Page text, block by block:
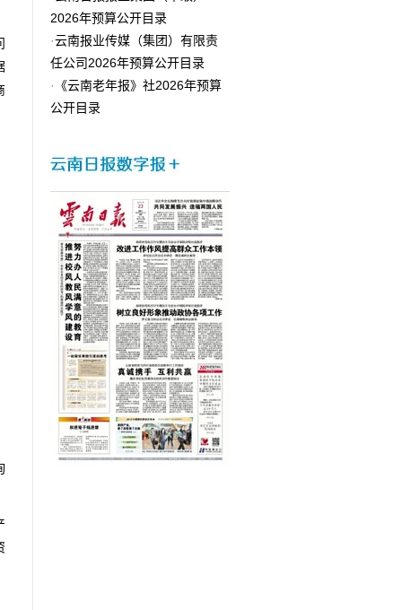
2026年预算公开目录
·云南报业传媒（集团）有限责
任公司2026年预算公开目录
· 《云南老年报》社2026年预算
公开目录